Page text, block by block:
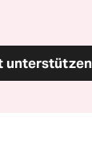
unterstützen